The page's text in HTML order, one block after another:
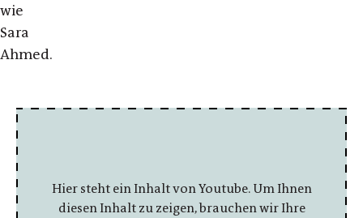
wie
Sara
Ahmed.
Hier steht ein Inhalt von Youtube. Um Ihnen
diesen Inhalt zu zeigen, brauchen wir Ihre